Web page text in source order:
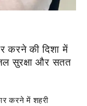
आई
बिलासपुर
दुर्ग
करने की दिशा में
सुरक्षा और सतत
करने में शहरी